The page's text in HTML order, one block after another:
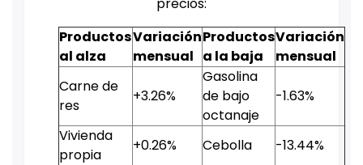
Productos
al alza
Variación
mensual
Productos
a la baja
Variación
mensual
Carne de
res
+3.26%
Gasolina
de bajo
octanaje
-1.63%
Vivienda
propia
+0.26% Cebolla
-13.44%